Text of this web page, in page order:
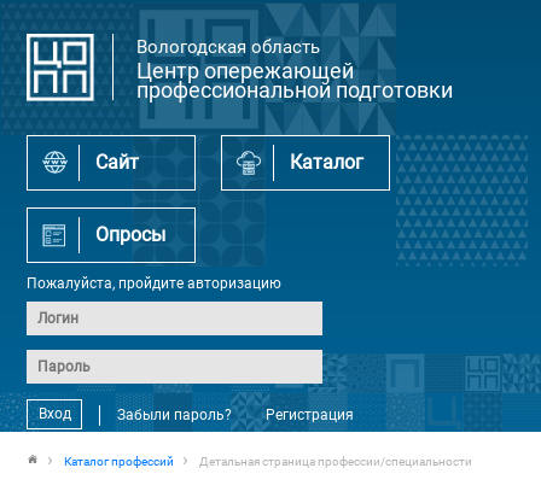
Вологодская область
Центр опережающей
профессиональной подготовки
Сайт Каталог
Опросы
Пожалуйста, пройдите авторизацию
Вход Забыли пароль? Регистрация
Каталог профессий Детальная страница профессии/специальности